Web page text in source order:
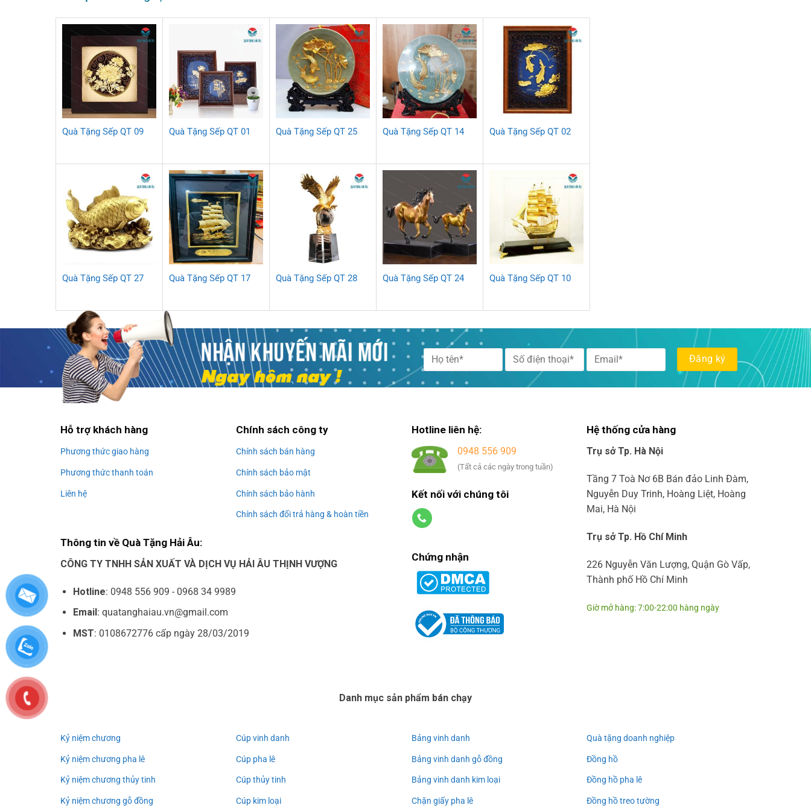
Quà Tặng Sếp QT 09 Quà Tặng Sếp QT 01 Quà Tặng Sếp QT 25 Quà Tặng Sếp QT 14 Quà Tặng Sếp QT 02
Quà Tặng Sếp QT 27 Quà Tặng Sếp QT 17 Quà Tặng Sếp QT 28 Quà Tặng Sếp QT 24 Quà Tặng Sếp QT 10
Alternative:
Hỗ trợ khách hàng
Phương thức giao hàng
Phương thức thanh toán
Liên hệ
Chính sách công ty
Chính sách bán hàng
Chính sách bảo mật
Chính sách bảo hành
Chính sách đổi trả hàng & hoàn tiền
Thông tin về Quà Tặng Hải Âu:
CÔNG TY TNHH SẢN XUẤT VÀ DỊCH VỤ HẢI ÂU THỊNH VƯỢNG
Hotline: 0948 556 909 - 0968 34 9989
Email : quatanghaiau.vn@gmail.com
MST: 0108672776 cấp ngày 28/03/2019
Hotline liên hệ:
0948 556 909
(Tất cả các ngày trong tuần)
Kết nối với chúng tôi
Chứng nhận
Hệ thống cửa hàng
Trụ sở Tp. Hà Nội
Tầng 7 Toà Nơ 6B Bán đảo Linh Đàm,
Nguyễn Duy Trinh, Hoàng Liệt, Hoàng
Mai, Hà Nội
Trụ sở Tp. Hồ Chí Minh
226 Nguyễn Văn Lượng, Quận Gò Vấp,
Thành phố Hồ Chí Minh
Giờ mở hàng: 7:00-22:00 hàng ngày
Danh mục sản phẩm bán chạy
Kỷ niệm chương
Kỷ niệm chương pha lê
Kỷ niệm chương thủy tinh
Kỷ niệm chương gỗ đồng
Cúp vinh danh
Cúp pha lê
Cúp thủy tinh
Cúp kim loại
Bảng vinh danh
Bảng vinh danh gỗ đồng
Bảng vinh danh kim loại
Chặn giấy pha lê
Quà tặng doanh nghiệp
Đồng hồ
Đồng hồ pha lê
Đồng hồ treo tường